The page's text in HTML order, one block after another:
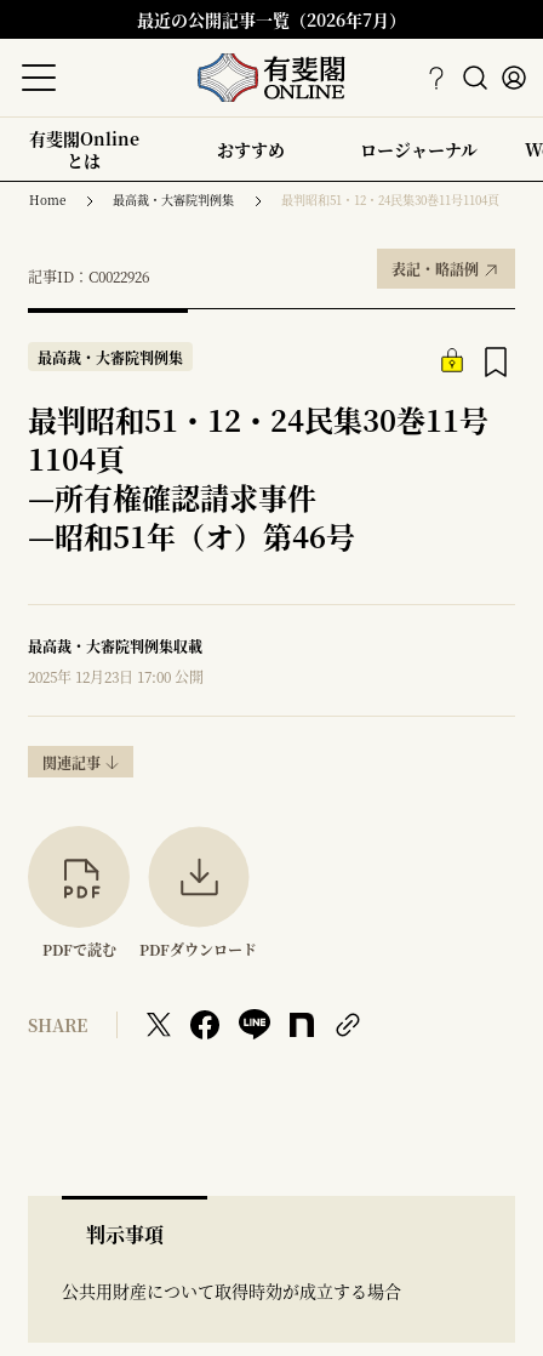
最近の公開記事一覧（2026年7月）
有斐閣Online
とは
おすすめ ロージャーナル
Home 最高裁・大審院判例集 最判昭和51・12・24民集30巻11号1104頁
記事ID：C0022926 表記・略語例
最高裁・大審院判例集
最判昭和51・12・24民集30巻11号
1104頁
—所有権確認請求事件
—昭和51年（オ）第46号
最高裁・大審院判例集収載
2025年 12月23日 17:00 公開
関連記事
PDFで読む PDFダウンロード
SHARE
判示事項
公共用財産について取得時効が成立する場合